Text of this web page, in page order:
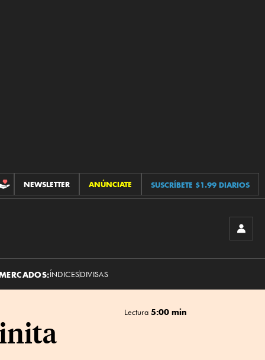
CONTRIBUCIONES
NEWSLETTER ANÚNCIATE SUSCRÍBETE $1.99 DIARIOS
ÍNDICESDIVISAS
Lectura 5:00 min